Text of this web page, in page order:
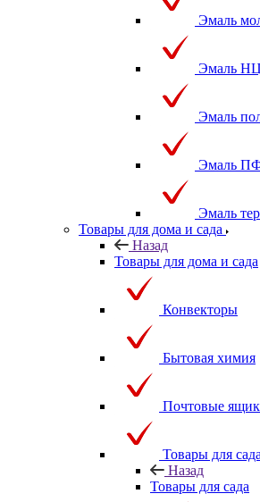
Эмаль
Эмаль НЦ
Эмаль
Эмаль
Эмаль
Товары для дома и сада
Назад
Товары для дома и сада
Конвекторы
Бытовая химия
Почтовые
Товары для сада
Назад
Товары для сада